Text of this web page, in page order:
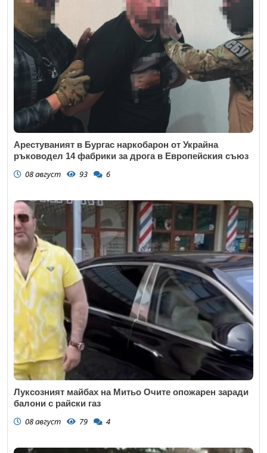
Арестуваният в Бургас наркобарон от Украйна
ръководел 14 фабрики за дрога в Европейския съюз
08 август 93 6
Луксозният майбах на Митьо Очите опожарен заради
балони с райски газ
08 август 79 4